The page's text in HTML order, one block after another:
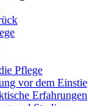
Pflege
vor dem
Erfahrungen